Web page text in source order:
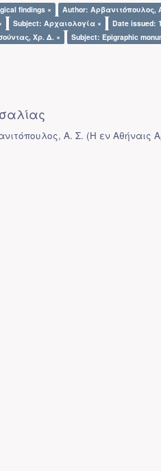
findings × Author: Αρβανιτόπουλος,
Subject: Αρχαιολογία × Date issued:
Χρ. Δ. × Subject: Epigraphic
Α. Σ. (Η εν Αθήναις